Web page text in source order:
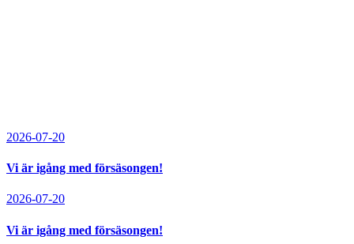
2026-07-20
Vi är igång med försäsongen!
2026-07-20
Vi är igång med försäsongen!